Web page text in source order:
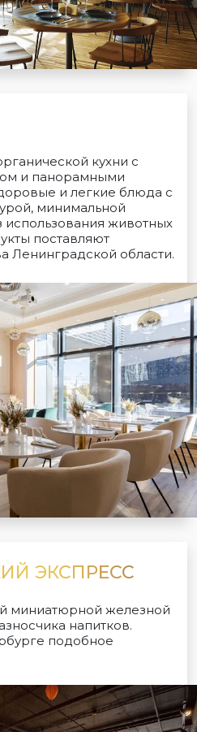
кухни с
и панорамными
и легкие блюда с
минимальной
использования животных
поставляют
Ленинградской области.
ЭКСПРЕСС
миниатюрной железной
напитков.
подобное